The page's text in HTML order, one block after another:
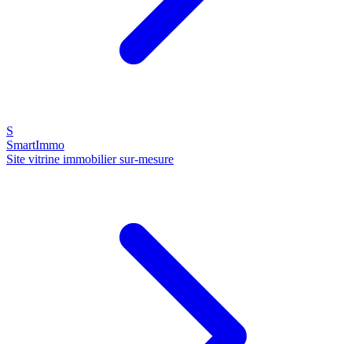
S
SmartImmo
Site vitrine immobilier sur-mesure